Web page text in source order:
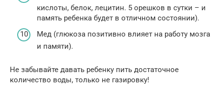
кислоты, белок, лецитин. 5 орешков в сутки – и
память ребенка будет в отличном состоянии).
Мед (глюкоза позитивно влияет на работу мозга
и памяти).
Не забывайте давать ребенку пить достаточное
количество воды, только не газировку!